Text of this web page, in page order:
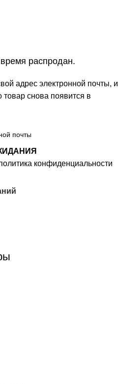
распродан.
адрес электронной почты, и
снова появится в
конфиденциальности